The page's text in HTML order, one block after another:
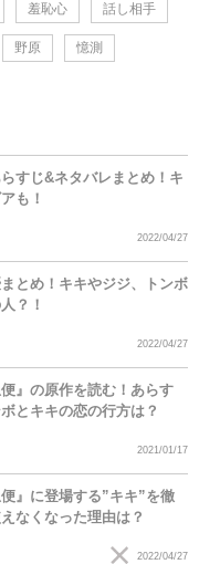
羞恥心 話し相手
野原 憶測
すじ&ネタバレまとめ！キ
も！
2022/04/27
とめ！キキやジジ、トンボ
？！
2022/04/27
』の原作を読む！あらす
とキキの恋の行方は？
2021/01/17
』に登場する”キキ”を徹
なくなった理由は？
2022/04/27